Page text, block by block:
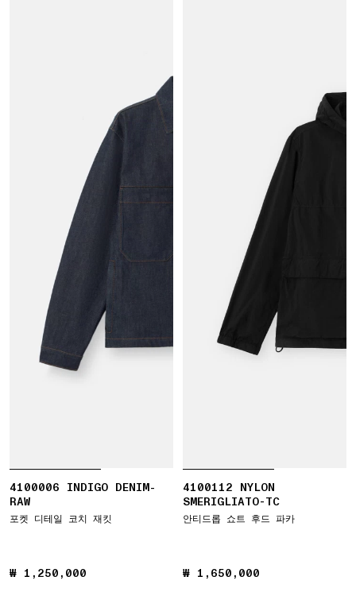
4100006 INDIGO DENIM-
RAW
포켓 디테일 코치 재킷
₩ 1,250,000
₩ 1,250,000
4100112 NYLON
SMERIGLIATO-TC
안티드롭 쇼트 후드 파카
₩ 1,650,000
₩ 1,650,000